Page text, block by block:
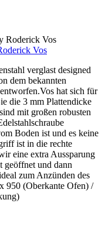
Vos
verglast designed
dem bekannten
hat sich für
die 3 mm Plattendicke
mit großen robusten
Boden ist und es keine
ist in die rechte
eine extra Aussparung
geöffnet und dann
zum Anzünden des
950 (Oberkante Ofen) /